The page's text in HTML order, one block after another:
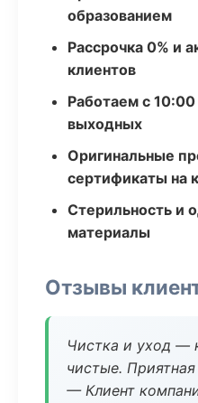
образованием
Рассрочка 0% и
клиентов
Работаем с
выходных
Оригинальные
сертификаты на
Стерильность и
материалы
Отзывы
Чистка и уход —
чистые.
— Клиент